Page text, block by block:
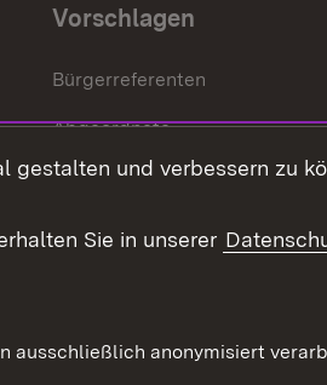
Vorschlagen
Bürgerreferenten
Abgeordnete
Bürgerbeauftragte
gestalten und verbessern zu
Sie in unserer
ausschließlich anonymisiert